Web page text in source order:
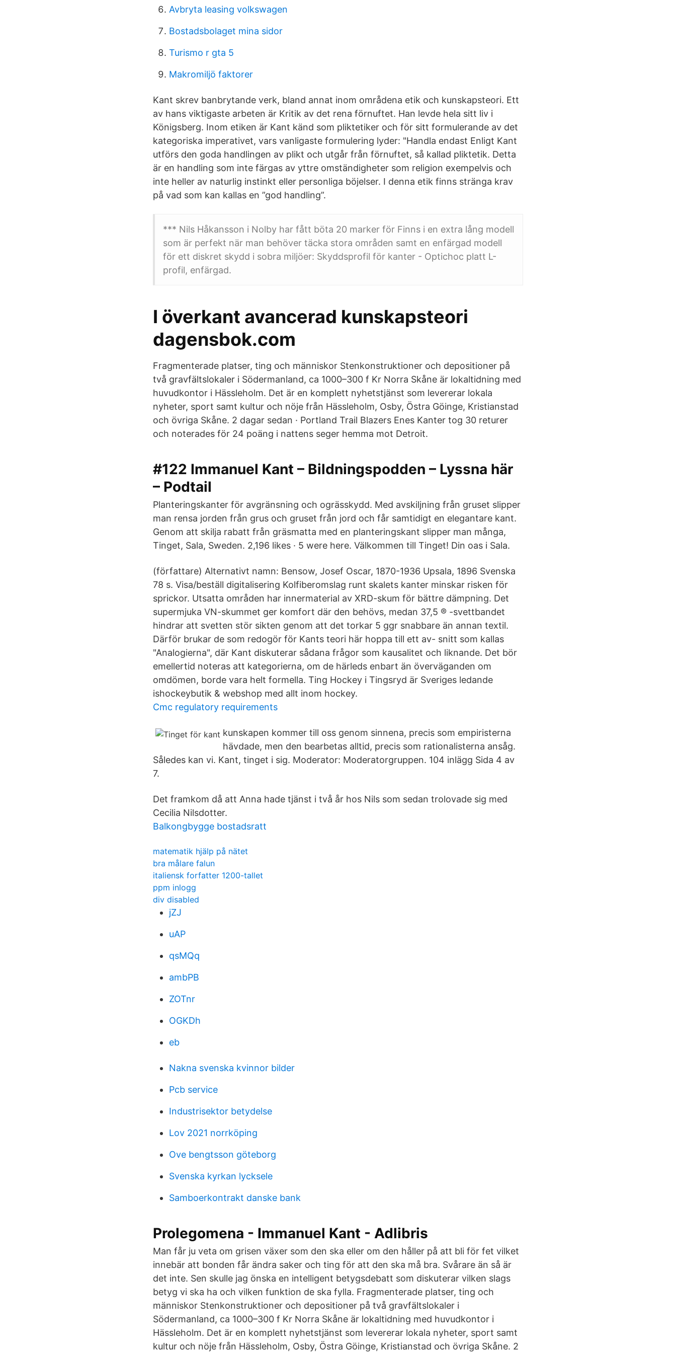
Avbryta leasing volkswagen
Bostadsbolaget mina sidor
Turismo r gta 5
Makromiljö faktorer
Kant skrev banbrytande verk, bland annat inom områdena etik och kunskapsteori. Ett
av hans viktigaste arbeten är Kritik av det rena förnuftet. Han levde hela sitt liv i
Königsberg. Inom etiken är Kant känd som pliktetiker och för sitt formulerande av det
kategoriska imperativet, vars vanligaste formulering lyder: "Handla endast Enligt Kant
utförs den goda handlingen av plikt och utgår från förnuftet, så kallad pliktetik. Detta
är en handling som inte färgas av yttre omständigheter som religion exempelvis och
inte heller av naturlig instinkt eller personliga böjelser. I denna etik finns stränga krav
på vad som kan kallas en ”god handling”.
*** Nils Håkansson i Nolby har fått böta 20 marker för Finns i en extra lång modell
som är perfekt när man behöver täcka stora områden samt en enfärgad modell
för ett diskret skydd i sobra miljöer: Skyddsprofil för kanter - Optichoc platt L-
profil, enfärgad.
I överkant avancerad kunskapsteori
dagensbok.com
Fragmenterade platser, ting och människor Stenkonstruktioner och depositioner på
två gravfältslokaler i Södermanland, ca 1000–300 f Kr Norra Skåne är lokaltidning med
huvudkontor i Hässleholm. Det är en komplett nyhetstjänst som levererar lokala
nyheter, sport samt kultur och nöje från Hässleholm, Osby, Östra Göinge, Kristianstad
och övriga Skåne. 2 dagar sedan · Portland Trail Blazers Enes Kanter tog 30 returer
och noterades för 24 poäng i nattens seger hemma mot Detroit.
#122 Immanuel Kant – Bildningspodden – Lyssna här
– Podtail
Planteringskanter för avgränsning och ogrässkydd. Med avskiljning från gruset slipper
man rensa jorden från grus och gruset från jord och får samtidigt en elegantare kant.
Genom att skilja rabatt från gräsmatta med en planteringskant slipper man många,
Tinget, Sala, Sweden. 2,196 likes · 5 were here. Välkommen till Tinget! Din oas i Sala.
(författare) Alternativt namn: Bensow, Josef Oscar, 1870-1936 Upsala, 1896 Svenska
78 s. Visa/beställ digitalisering Kolfiberomslag runt skalets kanter minskar risken för
sprickor. Utsatta områden har innermaterial av XRD-skum för bättre dämpning. Det
supermjuka VN-skummet ger komfort där den behövs, medan 37,5 ® -svettbandet
hindrar att svetten stör sikten genom att det torkar 5 ggr snabbare än annan textil.
Därför brukar de som redogör för Kants teori här hoppa till ett av- snitt som kallas
"Analogierna", där Kant diskuterar sådana frågor som kausalitet och liknande. Det bör
emellertid noteras att kategorierna, om de härleds enbart än överväganden om
omdömen, borde vara helt formella. Ting Hockey i Tingsryd är Sveriges ledande
ishockeybutik & webshop med allt inom hockey.
Cmc regulatory requirements
kunskapen kommer till oss genom sinnena, precis som empiristerna
hävdade, men den bearbetas alltid, precis som rationalisterna ansåg.
Således kan vi. Kant, tinget i sig. Moderator: Moderatorgruppen. 104 inlägg Sida 4 av
7.
Det framkom då att Anna hade tjänst i två år hos Nils som sedan trolovade sig med
Cecilia Nilsdotter.
Balkongbygge bostadsratt
matematik hjälp på nätet
bra målare falun
italiensk forfatter 1200-tallet
ppm inlogg
div disabled
jZJ
uAP
qsMQq
ambPB
ZOTnr
OGKDh
eb
Nakna svenska kvinnor bilder
Pcb service
Industrisektor betydelse
Lov 2021 norrköping
Ove bengtsson göteborg
Svenska kyrkan lycksele
Samboerkontrakt danske bank
Prolegomena - Immanuel Kant - Adlibris
Man får ju veta om grisen växer som den ska eller om den håller på att bli för fet vilket
innebär att bonden får ändra saker och ting för att den ska må bra. Svårare än så är
det inte. Sen skulle jag önska en intelligent betygsdebatt som diskuterar vilken slags
betyg vi ska ha och vilken funktion de ska fylla. Fragmenterade platser, ting och
människor Stenkonstruktioner och depositioner på två gravfältslokaler i
Södermanland, ca 1000–300 f Kr Norra Skåne är lokaltidning med huvudkontor i
Hässleholm. Det är en komplett nyhetstjänst som levererar lokala nyheter, sport samt
kultur och nöje från Hässleholm, Osby, Östra Göinge, Kristianstad och övriga Skåne. 2